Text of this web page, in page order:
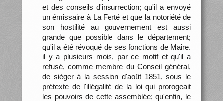
et des conseils d'insurrection; qu'il a envoyé
un émissaire à La Ferté et que la notoriété de
son hostilité au gouvernement est aussi
grande que possible dans le département;
qu'il a été révoqué de ses fonctions de Maire,
il y a plusieurs mois, par ce motif et qu'il a
refusé, comme membre du Conseil général,
de siéger à la session d'août 1851, sous le
prétexte de l'illégalité de la loi qui prorogeait
les pouvoirs de cette assemblée; qu'enfin, le